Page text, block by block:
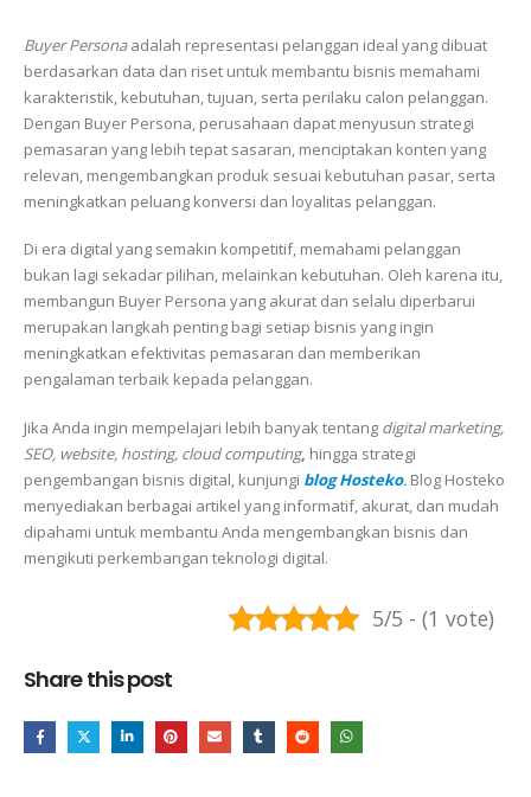
Buyer Personaadalah representasi pelanggan ideal yang dibuat
berdasarkan data dan riset untuk membantu bisnis memahami
karakteristik, kebutuhan, tujuan, serta perilaku calon pelanggan.
Dengan Buyer Persona, perusahaan dapat menyusun strategi
pemasaran yang lebih tepat sasaran, menciptakan konten yang
relevan, mengembangkan produk sesuai kebutuhan pasar, serta
meningkatkan peluang konversi dan loyalitas pelanggan.
Di era digital yang semakin kompetitif, memahami pelanggan
bukan lagi sekadar pilihan, melainkan kebutuhan. Oleh karena itu,
membangun Buyer Persona yang akurat dan selalu diperbarui
merupakan langkah penting bagi setiap bisnis yang ingin
meningkatkan efektivitas pemasaran dan memberikan
pengalaman terbaik kepada pelanggan.
Jika Anda ingin mempelajari lebih banyak tentang digital marketing,
SEO, website, hosting, cloud computing, hingga strategi
pengembangan bisnis digital, kunjungi blog Hosteko. Blog Hosteko
menyediakan berbagai artikel yang informatif, akurat, dan mudah
dipahami untuk membantu Anda mengembangkan bisnis dan
mengikuti perkembangan teknologi digital.
5/5 - (1 vote)
Share this post